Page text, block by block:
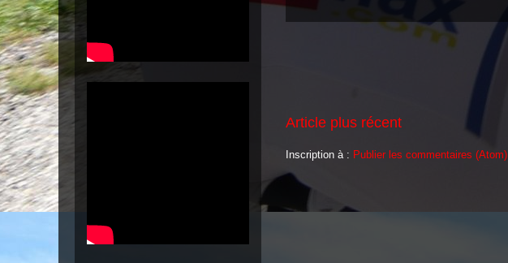
Article plus récent
Inscription à : Publier les commentaires (Atom)